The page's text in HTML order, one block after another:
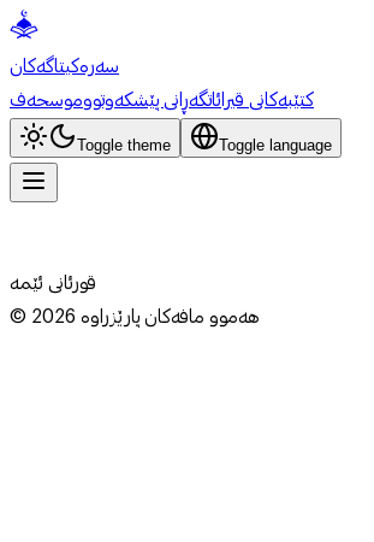
سەرەکیتاگەکان
کتێبەکانی قیرائاتگەڕانی پێشکەوتووموسحەف
Toggle theme Toggle language
قورئانی ئێمە
© 2026هەموو مافەکان پارێزراوە